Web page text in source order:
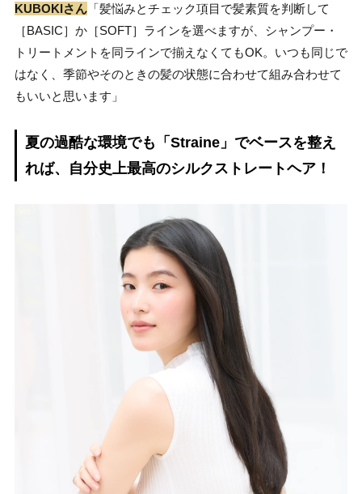
KUBOKIさん 「髪悩みとチェック項目で髪素質を判断して
［BASIC］か［SOFT］ラインを選べますが、シャンプー・
トリートメントを同ラインで揃えなくてもOK。いつも同じで
はなく、季節やそのときの髪の状態に合わせて組み合わせて
もいいと思います」
夏の過酷な環境でも「Straine」でベースを整え
れば、自分史上最高のシルクストレートヘア！